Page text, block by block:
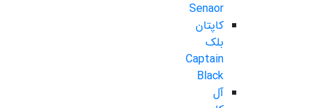
Senaor
کاپتان
بلک
Captain
Black
آل